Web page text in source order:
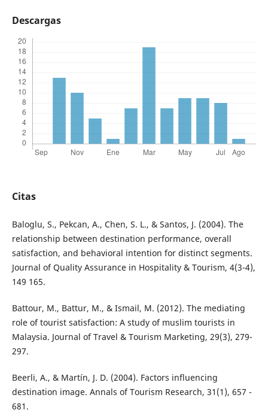
Descargas
Citas
Baloglu, S., Pekcan, A., Chen, S. L., & Santos, J. (2004). The
relationship between destination performance, overall
satisfaction, and behavioral intention for distinct segments.
Journal of Quality Assurance in Hospitality & Tourism, 4(3-4),
149 165.
Battour, M., Battur, M., & Ismail, M. (2012). The mediating
role of tourist satisfaction: A study of muslim tourists in
Malaysia. Journal of Travel & Tourism Marketing, 29(3), 279-
297.
Beerli, A., & Martín, J. D. (2004). Factors influencing
destination image. Annals of Tourism Research, 31(1), 657 -
681.